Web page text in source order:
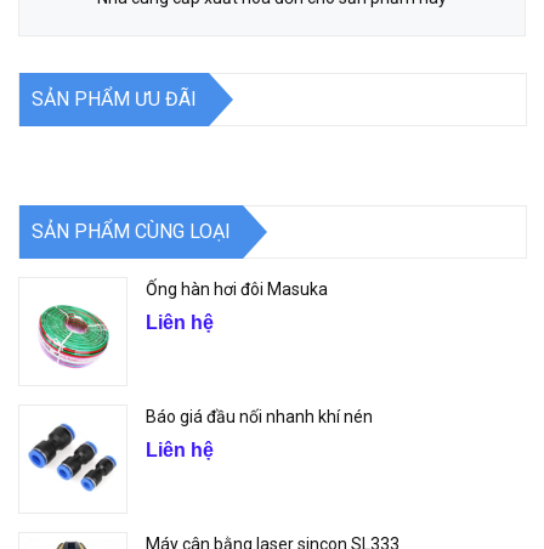
SẢN PHẨM ƯU ĐÃI
SẢN PHẨM CÙNG LOẠI
Ống hàn hơi đôi Masuka
Liên hệ
Báo giá đầu nối nhanh khí nén
Liên hệ
Máy cân bằng laser sincon SL333